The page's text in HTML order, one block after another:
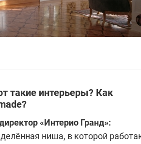
такие интерьеры? Как
«Интерио Гранд»:
ниша, в которой